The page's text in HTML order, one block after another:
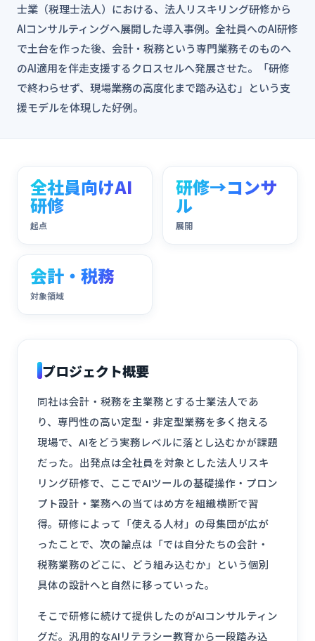
士業（税理士法人）における、法人リスキリング研修から
AIコンサルティングへ展開した導入事例。全社員へのAI研修
で土台を作った後、会計・税務という専門業務そのものへ
のAI適用を伴走支援するクロスセルへ発展させた。「研修
で終わらせず、現場業務の高度化まで踏み込む」という支
援モデルを体現した好例。
全社員向けAI
研修
起点
研修→コンサ
ル
展開
会計・税務
対象領域
プロジェクト概要
同社は会計・税務を主業務とする士業法人であ
り、専門性の高い定型・非定型業務を多く抱える
現場で、AIをどう実務レベルに落とし込むかが課題
だった。出発点は全社員を対象とした法人リスキ
リング研修で、ここでAIツールの基礎操作・プロン
プト設計・業務への当てはめ方を組織横断で習
得。研修によって「使える人材」の母集団が広が
ったことで、次の論点は「では自分たちの会計・
税務業務のどこに、どう組み込むか」という個別
具体の設計へと自然に移っていった。
そこで研修に続けて提供したのがAIコンサルティン
グだ。汎用的なAIリテラシー教育から一段踏み込